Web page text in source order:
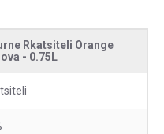
Rkatsiteli Orange
- 0.75L